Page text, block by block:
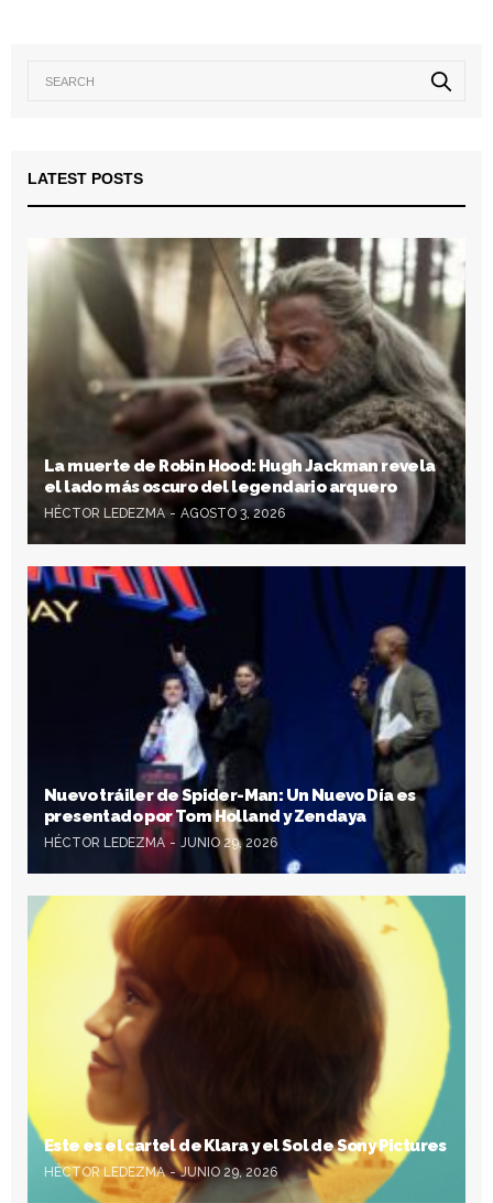
LATEST POSTS
La muerte de Robin Hood: Hugh Jackman revela
el lado más oscuro del legendario arquero
HÉCTOR LEDEZMA AGOSTO 3, 2026
Nuevo tráiler de Spider-Man: Un Nuevo Día es
presentado por Tom Holland y Zendaya
HÉCTOR LEDEZMA JUNIO 29, 2026
Este es el cartel de Klara y el Sol de Sony Pictures
HÉCTOR LEDEZMA JUNIO 29, 2026